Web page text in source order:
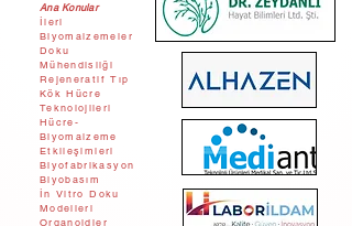
Ana Konular
İleri
Biyomalzemeler
Doku
Mühendisliği
Rejeneratif Tıp
Kök Hücre
Teknolojileri
Hücre-
Biyomalzeme
Etkileşimleri
Biyofabrikasyon
Biyobasım
İn Vitro Doku
Modelleri
Organoidler